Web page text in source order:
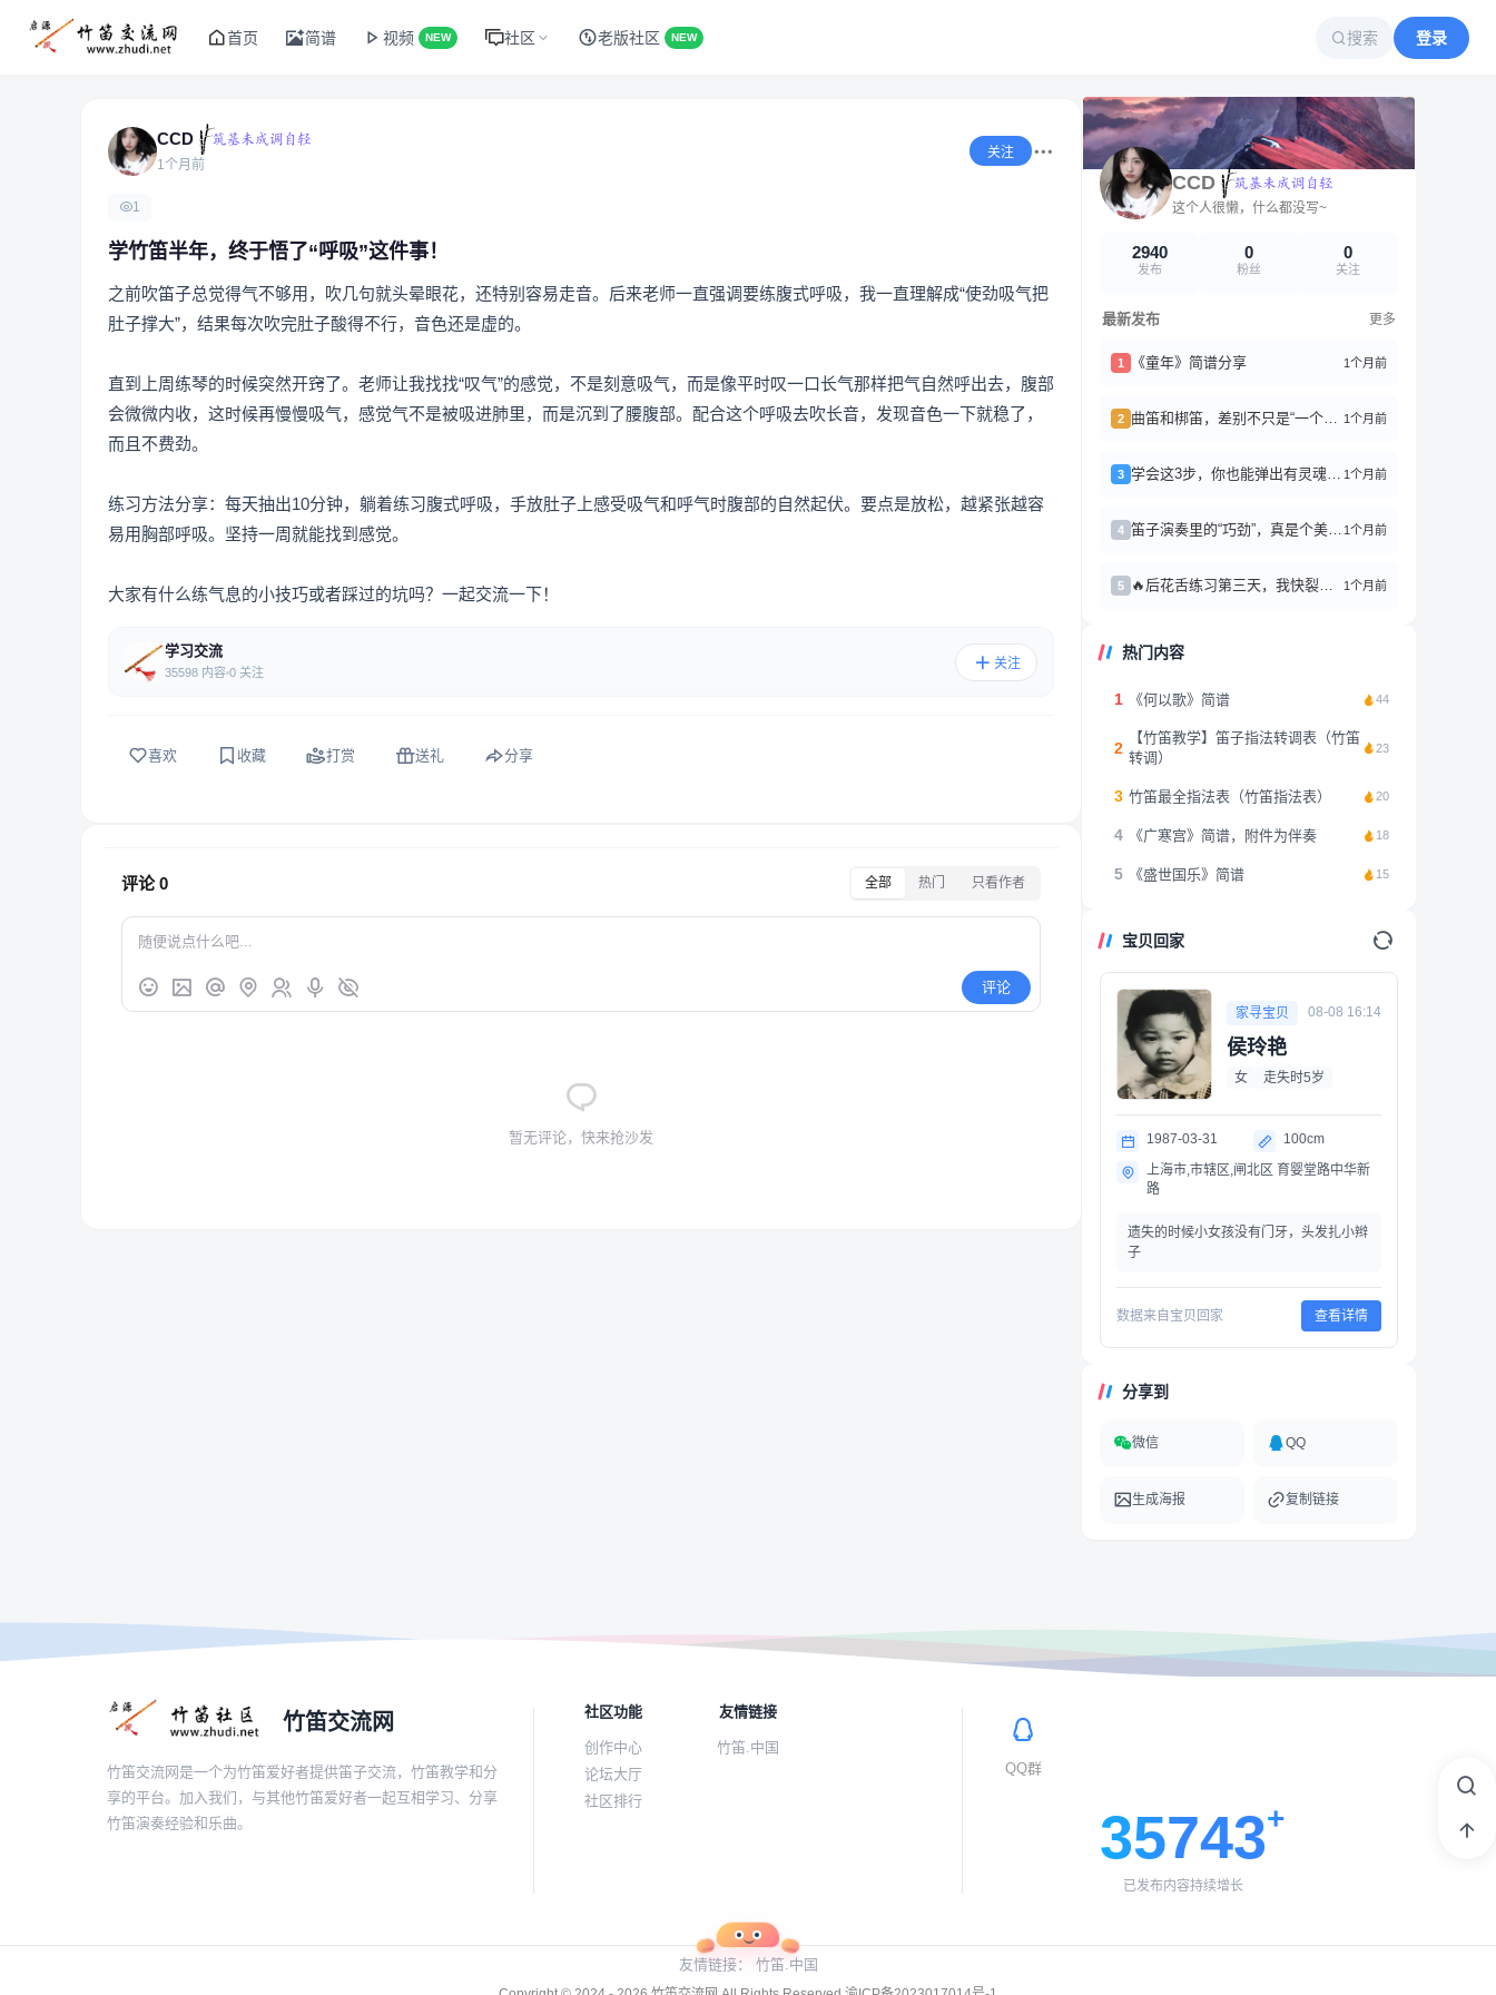
首页 简谱 视频 NEW 社区 老版社区 NEW 搜索 登录
CCD
1个月前
关注
1
学竹笛半年，终于悟了“呼吸”这件事！
之前吹笛子总觉得气不够用，吹几句就头晕眼花，还特别容易走音。后来老师一直强调要练腹式呼吸，我一直理解成“使劲吸气把
肚子撑大”，结果每次吹完肚子酸得不行，音色还是虚的。
直到上周练琴的时候突然开窍了。老师让我找找“叹气”的感觉，不是刻意吸气，而是像平时叹一口长气那样把气自然呼出去，腹部
会微微内收，这时候再慢慢吸气，感觉气不是被吸进肺里，而是沉到了腰腹部。配合这个呼吸去吹长音，发现音色一下就稳了，
而且不费劲。
练习方法分享：每天抽出10分钟，躺着练习腹式呼吸，手放肚子上感受吸气和呼气时腹部的自然起伏。要点是放松，越紧张越容
易用胸部呼吸。坚持一周就能找到感觉。
大家有什么练气息的小技巧或者踩过的坑吗？一起交流一下！
学习交流
35598 内容 0 关注
关注
喜欢 收藏 打赏 送礼 分享
评论0 全部 热门 只看作者
评论
暂无评论，快来抢沙发
CCD
这个人很懒，什么都没写~
2940
发布
0
粉丝
0
关注
最新发布 更多
1 《童年》简谱分享 1个月前
2 曲笛和梆笛，差别不只是“一个软一个硬” 1个月前
3 学会这3步，你也能弹出有灵魂的曲子 1个月前
4 笛子演奏里的“巧劲”，真是个美妙又折磨人的东西 1个月前
5 🔥后花舌练习第三天，我快裂开了 1个月前
热门内容
1 《何以歌》简谱 44
2
【竹笛教学】笛子指法转调表（竹笛
转调）
23
3 竹笛最全指法表（竹笛指法表） 20
4 《广寒宫》简谱，附件为伴奏 18
5 《盛世国乐》简谱 15
宝贝回家
家寻宝贝 08-08 16:14
侯玲艳
女 走失时5岁
1987-03-31
100cm
上海市,市辖区,闸北区 育婴堂路中华新
路
遗失的时候小女孩没有门牙，头发扎小辫
子
数据来自宝贝回家 查看详情
分享到
微信 QQ
生成海报 复制链接
竹笛交流网
竹笛交流网是一个为竹笛爱好者提供笛子交流，竹笛教学和分
享的平台。加入我们，与其他竹笛爱好者一起互相学习、分享
竹笛演奏经验和乐曲。
社区功能
创作中心
论坛大厅
社区排行
友情链接
竹笛.中国
QQ群
35743
已发布内容持续增长
友情链接： 竹笛.中国